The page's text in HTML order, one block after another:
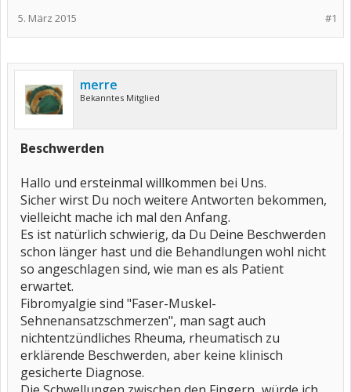
#1
5. März 2015
merre
Bekanntes Mitglied
Beschwerden
Hallo und ersteinmal willkommen bei Uns.
Sicher wirst Du noch weitere Antworten bekommen,
vielleicht mache ich mal den Anfang.
Es ist natürlich schwierig, da Du Deine Beschwerden
schon länger hast und die Behandlungen wohl nicht
so angeschlagen sind, wie man es als Patient
erwartet.
Fibromyalgie sind "Faser-Muskel-
Sehnenansatzschmerzen", man sagt auch
nichtentzündliches Rheuma, rheumatisch zu
erklärende Beschwerden, aber keine klinisch
gesicherte Diagnose.